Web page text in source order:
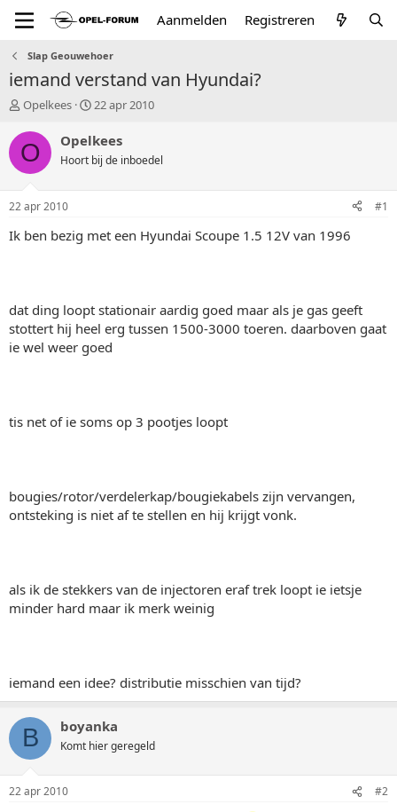
Aanmelden Registreren
Slap Geouwehoer
iemand verstand van Hyundai?
T
p
i
a
r
Opelkees
S
a
t
u
22 apr 2010
O Opelkees
Hoort bij de inboedel
22 apr 2010 #1
Ik ben bezig met een Hyundai Scoupe 1.5 12V van 1996
dat ding loopt stationair aardig goed maar als je gas geeft
stottert hij heel erg tussen 1500-3000 toeren. daarboven gaat
ie wel weer goed
tis net of ie soms op 3 pootjes loopt
bougies/rotor/verdelerkap/bougiekabels zijn vervangen,
ontsteking is niet af te stellen en hij krijgt vonk.
als ik de stekkers van de injectoren eraf trek loopt ie ietsje
minder hard maar ik merk weinig
iemand een idee? distributie misschien van tijd?
B boyanka
Komt hier geregeld
22 apr 2010 #2